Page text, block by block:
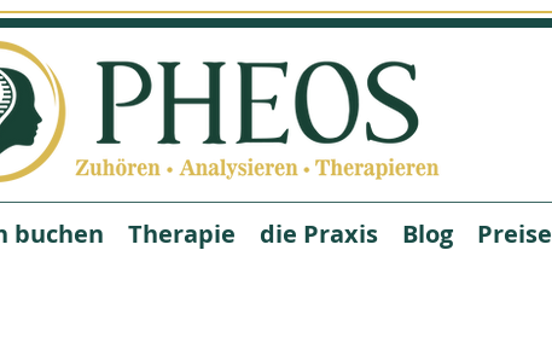
buchen Therapie die Praxis Blog Preise